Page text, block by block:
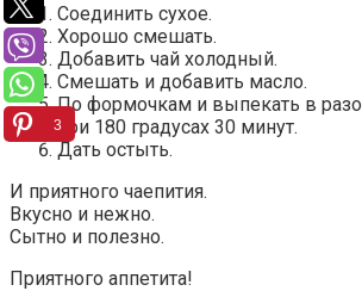
Соединить сухое.
Хорошо смешать.
Добавить чай холодный.
Смешать и добавить масло.
По формочкам и выпекать в
при 180 градусах 30 минут.
Дать остыть.
И приятного чаепития.
Вкусно и нежно.
Сытно и полезно.
Приятного аппетита!
3